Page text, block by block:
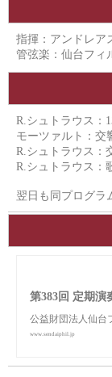
指揮：アンドレア
管弦楽： 仙台フィ
R.シュトラウス：
モーツァルト：交
R.シュトラウス：
R.シュトラウス：
翌日も同プログ
第383回 定期演
公益財団法人仙台
www.sendaiphil.jp